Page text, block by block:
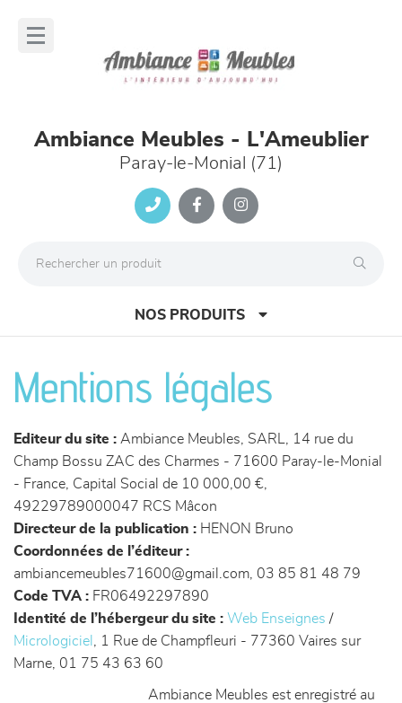
Ambiance Meubles - L'Ameublier
Paray-le-Monial (71)
NOS PRODUITS
canapés et fauteuils
séjours
meubles de complément
chambres et dressing
décoration
Mentions légales
Editeur du site : Ambiance Meubles, SARL, 14 rue du
Champ Bossu ZAC des Charmes - 71600 Paray-le-Monial
- France, Capital Social de 10 000,00 €,
49229789000047 RCS Mâcon
Directeur de la publication : HENON Bruno
Coordonnées de l’éditeur :
ambiancemeubles71600@gmail.com, 03 85 81 48 79
Code TVA : FR06492297890
Identité de l’hébergeur du site : Web Enseignes /
Micrologiciel
, 1 Rue de Champfleuri - 77360 Vaires sur
Marne, 01 75 43 63 60
Ambiance Meubles est enregistré au